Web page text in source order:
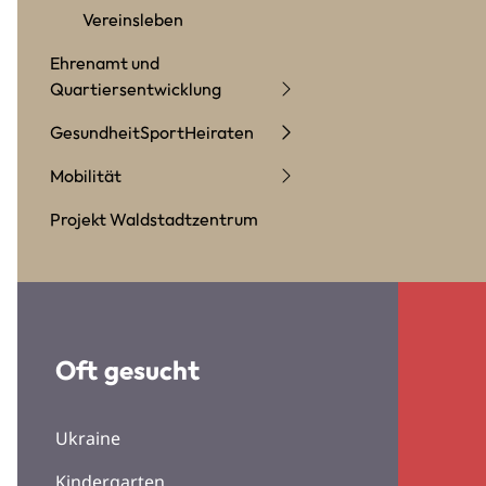
Vereinsleben
Ehrenamt und
Quartiersentwicklung
GesundheitSportHeiraten
Mobilität
Projekt Waldstadtzentrum
Oft gesucht
Ukraine